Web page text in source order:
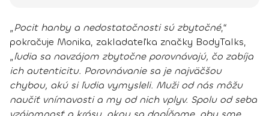
„Pocit hanby a nedostatočnosti sú zbytočné,“
pokračuje Monika, zakladateľka značky BodyTalks,
„ľudia sa navzájom zbytočne porovnávajú, čo zabíja
ich autenticitu. Porovnávanie sa je najväčšou
chybou, akú si ľudia vymysleli. Muži od nás môžu
naučiť vnímavosti a my od nich vplyv. Spolu od seba